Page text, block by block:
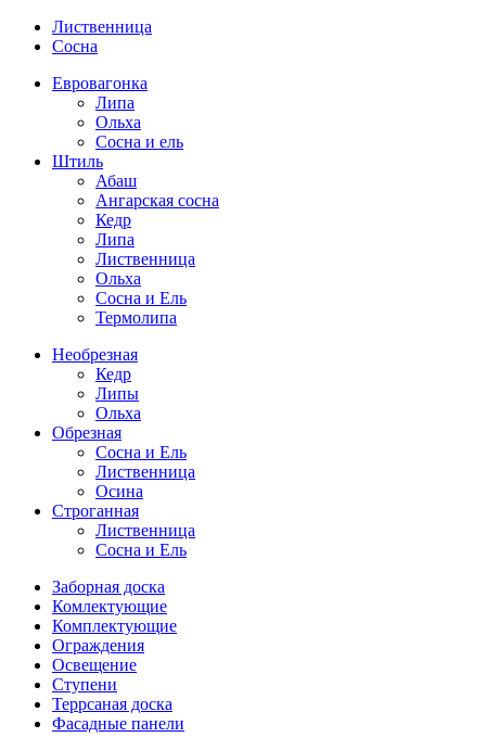
Лиственница
Сосна
Евровагонка
Липа
Ольха
Сосна и ель
Штиль
Абаш
Ангарская сосна
Кедр
Липа
Лиственница
Ольха
Сосна и Ель
Термолипа
Необрезная
Кедр
Липы
Ольха
Обрезная
Cосна и Ель
Лиственница
Осина
Строганная
Лиственница
Сосна и Ель
Заборная доска
Комлектующие
Комплектующие
Ограждения
Освещение
Ступени
Террсаная доска
Фасадные панели